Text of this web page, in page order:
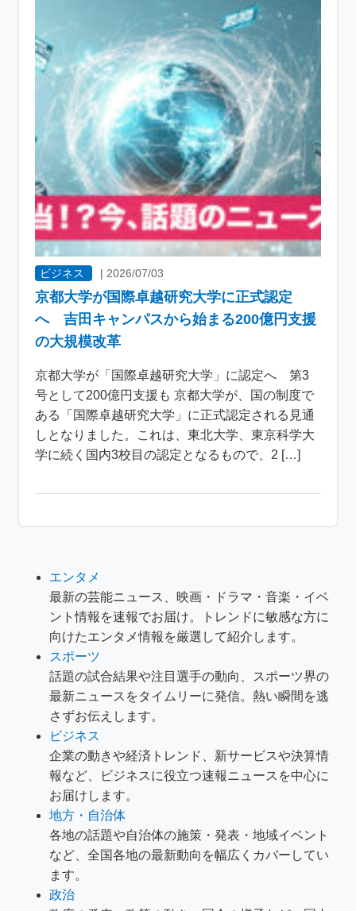
ビジネス |2026/07/03
京都大学が国際卓越研究大学に正式認定
へ 吉田キャンパスから始まる200億円支援
の大規模改革
京都大学が「国際卓越研究大学」に認定へ 第3
号として200億円支援も 京都大学が、国の制度で
ある「国際卓越研究大学」に正式認定される見通
しとなりました。これは、東北大学、東京科学大
学に続く国内3校目の認定となるもので、2 […]
エンタメ
最新の芸能ニュース、映画・ドラマ・音楽・イベ
ント情報を速報でお届け。トレンドに敏感な方に
向けたエンタメ情報を厳選して紹介します。
スポーツ
話題の試合結果や注目選手の動向、スポーツ界の
最新ニュースをタイムリーに発信。熱い瞬間を逃
さずお伝えします。
ビジネス
企業の動きや経済トレンド、新サービスや決算情
報など、ビジネスに役立つ速報ニュースを中心に
お届けします。
地方・自治体
各地の話題や自治体の施策・発表・地域イベント
など、全国各地の最新動向を幅広くカバーしてい
ます。
政治